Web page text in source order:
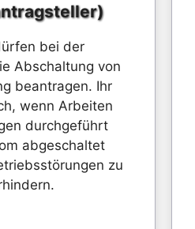
bei der
Abschaltung von
beantragen. Ihr
wenn Arbeiten
durchgeführt
abgeschaltet
zu